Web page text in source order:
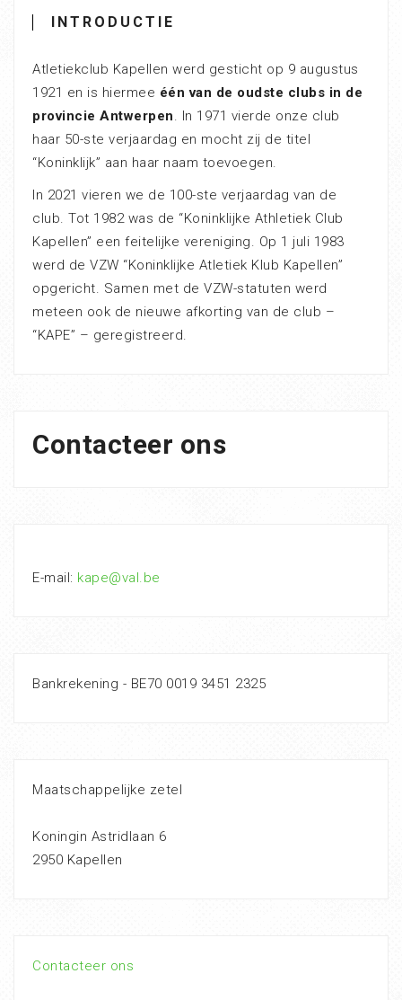
INTRODUCTIE
Atletiekclub Kapellen werd gesticht op 9 augustus
1921 en is hiermee één van de oudste clubs in de
provincie Antwerpen. In 1971 vierde onze club
haar 50-ste verjaardag en mocht zij de titel
“Koninklijk” aan haar naam toevoegen.
In 2021 vieren we de 100-ste verjaardag van de
club. Tot 1982 was de “Koninklijke Athletiek Club
Kapellen” een feitelijke vereniging. Op 1 juli 1983
werd de VZW “Koninklijke Atletiek Klub Kapellen”
opgericht. Samen met de VZW-statuten werd
meteen ook de nieuwe afkorting van de club –
“KAPE” – geregistreerd.
Contacteer ons
E-mail: kape@val.be
Bankrekening - BE70 0019 3451 2325
Maatschappelijke zetel
Koningin Astridlaan 6
2950 Kapellen
Contacteer ons